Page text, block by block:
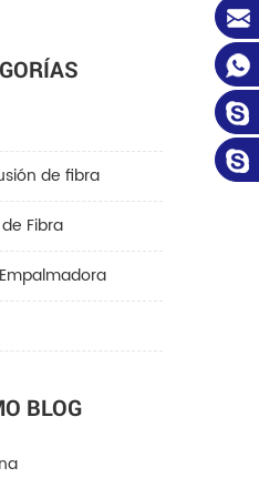
de fibra
Fibra
BLOG